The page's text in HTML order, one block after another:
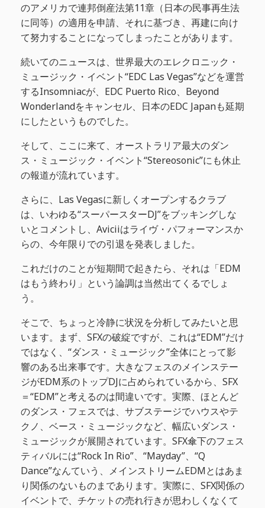
のアメリカで連邦倒産法第11章（日本の民事再生法
に同等）の適用を申請、それに基づき、再建に向け
て努力することになってしまったことがあります。
続いてのニュースは、世界最大のエレクロニック・
ミュージック・イベント“EDC Las Vegas”などを運営
するInsomniacが、EDC Puerto Rico、Beyond
Wonderlandをキャンセル、日本のEDC Japanも延期
にしたというものでした。
そして、ここに来て、オーストラリア最大のダン
ス・ミュージック・イベント“Stereosonic”にも休止
の報道が流れています。
さらに、Las Vegasに新しくオープンするクラブ
は、いわゆる“スーパースターDJ”をブッキングしな
いとコメントし、Aviciiはライヴ・パフォーマンスか
らの、今年限りでの引退を発表しました。
これだけのことが短期間で起きたら、それは「EDM
はもう終わり」という論調は当然出てくるでしょ
う。
そこで、ちょっと冷静に状況を分析してみたいと思
います。まず、SFXの破綻ですが、これは“EDM”だけ
ではなく、“ダンス・ミュージック”全体にとって影
響のある出来事です。大きなフェスのメインステー
ジがEDM系のトップDJに占められているから、SFX
＝“EDM”と考えるのは間違いです。実際、ほとんど
のダンス・フェスでは、サブステージでハウスやテ
クノ、ベース・ミュージックなど、幅広いダンス・
ミュージックが展開されています。SFX傘下のフェス
ティバルには“Rock In Rio”、“Mayday”、“Q
Dance”なんていう、メインストリームEDMとはあま
り関係のないものまであります。実際に、SFX関係の
イベントで、チケットの売れ行きが思わしくなくて